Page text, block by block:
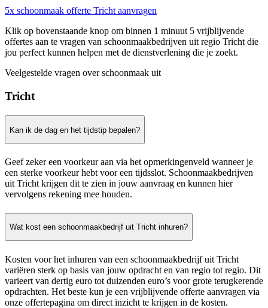
5x schoonmaak offerte Tricht aanvragen
Klik op bovenstaande knop om binnen 1 minuut 5 vrijblijvende
offertes aan te vragen van schoonmaakbedrijven uit regio Tricht die
jou perfect kunnen helpen met de dienstverlening die je zoekt.
Veelgestelde vragen over schoonmaak uit
Tricht
Kan ik de dag en het tijdstip bepalen?
Geef zeker een voorkeur aan via het opmerkingenveld wanneer je
een sterke voorkeur hebt voor een tijdsslot. Schoonmaakbedrijven
uit Tricht krijgen dit te zien in jouw aanvraag en kunnen hier
vervolgens rekening mee houden.
Wat kost een schoonmaakbedrijf uit Tricht inhuren?
Kosten voor het inhuren van een schoonmaakbedrijf uit Tricht
variëren sterk op basis van jouw opdracht en van regio tot regio. Dit
varieert van dertig euro tot duizenden euro’s voor grote terugkerende
opdrachten. Het beste kun je een vrijblijvende offerte aanvragen via
onze offertepagina om direct inzicht te krijgen in de kosten.